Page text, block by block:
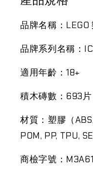
品牌名稱：LEGO
品牌系列名稱：
適用年齡：18+
積木磚數：693片
材質：塑膠（
POM, PP, TPU,
商檢字號：